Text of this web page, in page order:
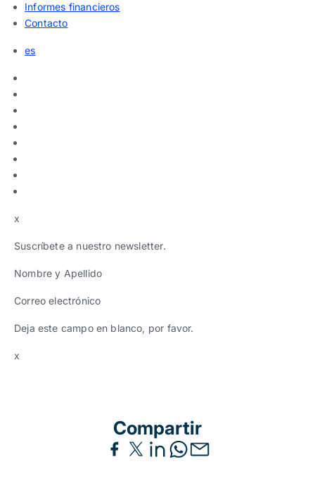
Informes financieros
Contacto
es
x
Suscríbete a nuestro newsletter.
Nombre y Apellido
Correo electrónico
Deja este campo en blanco, por favor.
x
Compartir